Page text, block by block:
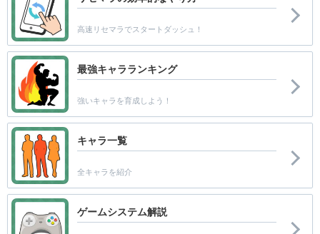
高速リセマラでスタートダッシュ！
最強キャラランキング
強いキャラを育成しよう！
キャラ一覧
全キャラを紹介
ゲームシステム解説